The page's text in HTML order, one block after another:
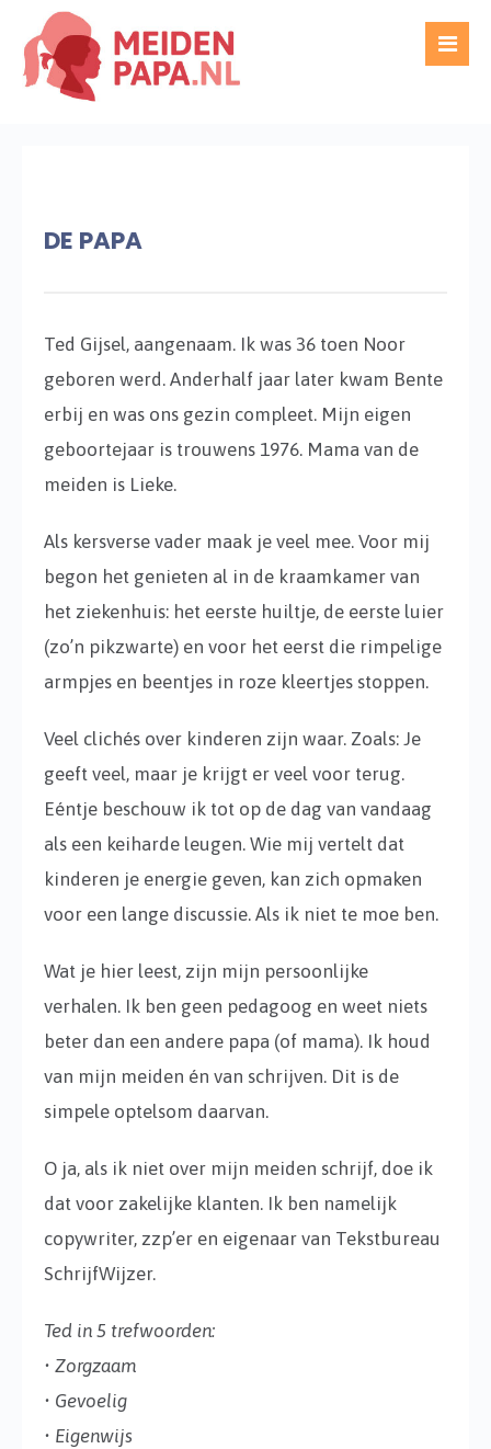
DE PAPA
Ted Gijsel, aangenaam. Ik was 36 toen Noor
geboren werd. Anderhalf jaar later kwam Bente
erbij en was ons gezin compleet. Mijn eigen
geboortejaar is trouwens 1976. Mama van de
meiden is Lieke.
Als kersverse vader maak je veel mee. Voor mij
begon het genieten al in de kraamkamer van
het ziekenhuis: het eerste huiltje, de eerste luier
(zo’n pikzwarte) en voor het eerst die rimpelige
armpjes en beentjes in roze kleertjes stoppen.
Veel clichés over kinderen zijn waar. Zoals: Je
geeft veel, maar je krijgt er veel voor terug.
Eéntje beschouw ik tot op de dag van vandaag
als een keiharde leugen. Wie mij vertelt dat
kinderen je energie geven, kan zich opmaken
voor een lange discussie. Als ik niet te moe ben.
Wat je hier leest, zijn mijn persoonlijke
verhalen. Ik ben geen pedagoog en weet niets
beter dan een andere papa (of mama). Ik houd
van mijn meiden én van schrijven. Dit is de
simpele optelsom daarvan.
O ja, als ik niet over mijn meiden schrijf, doe ik
dat voor zakelijke klanten. Ik ben namelijk
copywriter, zzp’er en eigenaar van Tekstbureau
SchrijfWijzer.
Ted in 5 trefwoorden:
• Zorgzaam
• Gevoelig
• Eigenwijs